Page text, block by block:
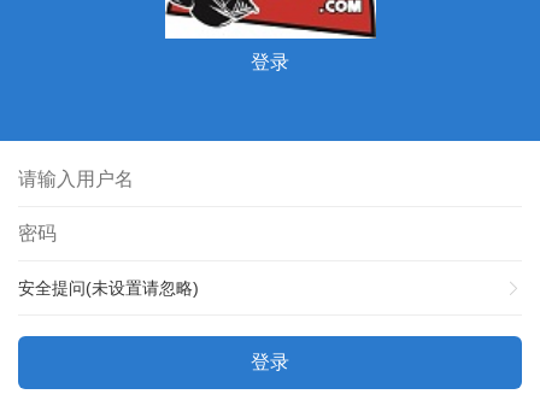
登录
安全提问(未设置请忽略)
登录